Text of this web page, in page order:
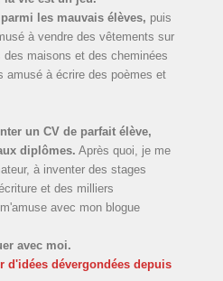
les mauvais élèves, puis
à vendre des vêtements sur
maisons et des cheminées
amusé à écrire des poèmes et
un CV de parfait élève,
diplômes. Après quoi, je me
à inventer des stages
et des milliers
avec mon blogue
avec moi.
d'idées dévergondées depuis